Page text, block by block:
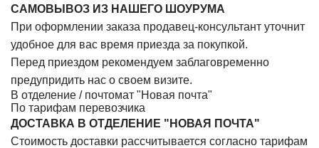
САМОВЫВОЗ ИЗ НАШЕГО ШОУРУМА
При оформлении заказа продавец-консультант уточнит
удобное для вас время приезда за покупкой.
Перед приездом рекомендуем заблаговременно
предупридить нас о своем визите.
В отделение / почтомат "Новая почта"
По тарифам перевозчика
ДОСТАВКА В ОТДЕЛЕНИЕ "НОВАЯ ПОЧТА"
Стоимость доставки рассчитывается согласно тарифам